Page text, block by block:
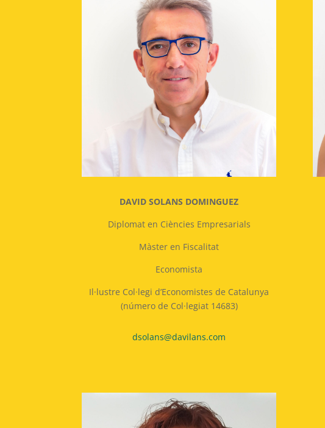
DAVID SOLANS DOMINGUEZ
Diplomat en Ciències Empresarials
Màster en Fiscalitat
Economista
Il·lustre Col·legi d’Economistes de Catalunya
(número de Col·legiat 14683)
dsolans@davilans.com